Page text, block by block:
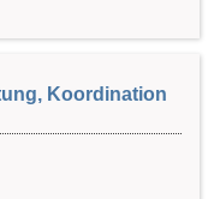
Koordination